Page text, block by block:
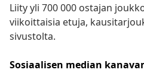
Liity yli 700 000 ostajan
viikoittaisia etuja,
sivustolta.
Sosiaalisen median